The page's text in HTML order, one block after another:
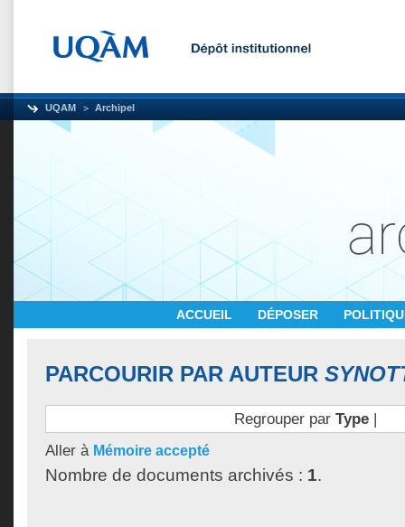
UQAM Archipel
ACCUEIL DÉPOSER
PARCOURIR PAR AUTEUR
Regrouper par Type|
Aller à Mémoire accepté
Nombre de documents archivés : 1.